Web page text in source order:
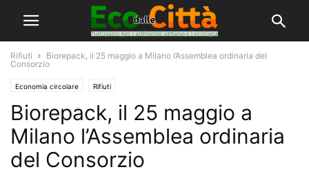
Rifiuti
Biorepack, il 25 maggio a Milano l’Assemblea ordinaria del
Consorzio
Economia circolare Rifiuti
Biorepack, il 25 maggio a
Milano l’Assemblea ordinaria
del Consorzio